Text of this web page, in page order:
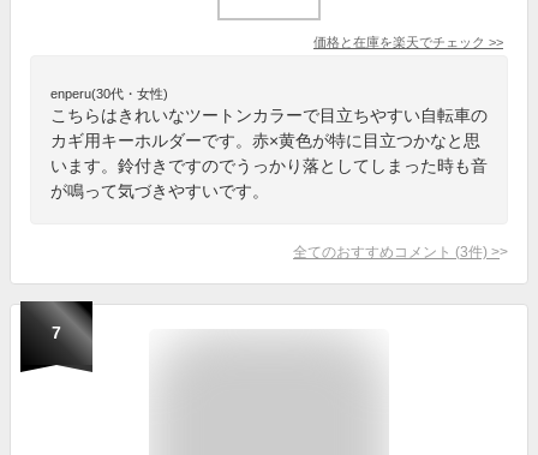
価格と在庫を楽天でチェック >>
enperu(30代・女性)
こちらはきれいなツートンカラーで目立ちやすい自転車の
カギ用キーホルダーです。赤×黄色が特に目立つかなと思
います。鈴付きですのでうっかり落としてしまった時も音
が鳴って気づきやすいです。
全てのおすすめコメント (3件) >
7